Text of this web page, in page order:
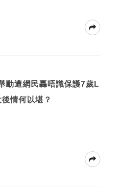
動遭網民轟唔識保護7歲L
情何以堪？